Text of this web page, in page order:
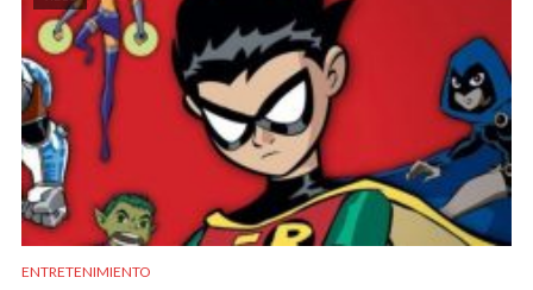
ENTRETENIMIENTO